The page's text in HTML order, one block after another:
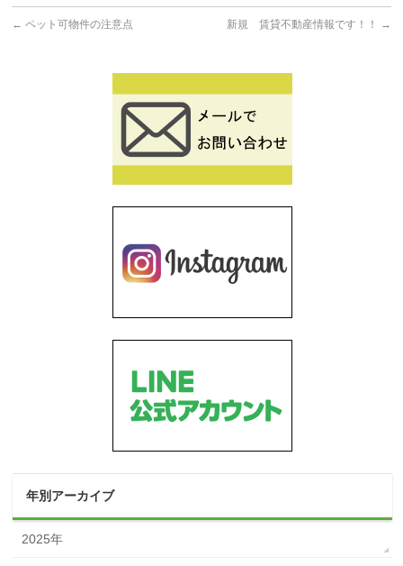
← ペット可物件の注意点 新規 賃貸不動産情報です！！ →
年別アーカイブ
2025年